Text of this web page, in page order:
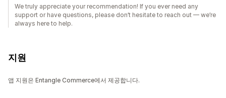
We truly appreciate your recommendation! If you ever need any
support or have questions, please don’t hesitate to reach out — we’re
always here to help.
지원
앱 지원은 Entangle Commerce에서 제공합니다.